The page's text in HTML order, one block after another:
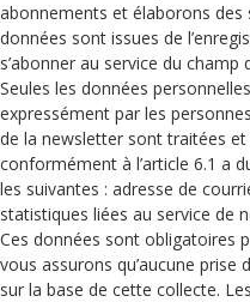
abonnements et élaborons des
données sont issues de
s’abonner au service du champ
Seules les données
expressément par les
de la newsletter sont traitées
conformément à l’article 6.1 a
les suivantes : adresse de
statistiques liées au service de
Ces données sont obligatoires
vous assurons qu’aucune prise
sur la base de cette collecte.